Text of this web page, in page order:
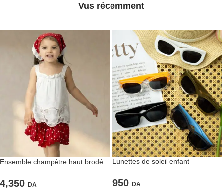
Vus récemment
Ensemble champêtre haut brodé
4,350 DA
Lunettes de soleil enfant
950 DA